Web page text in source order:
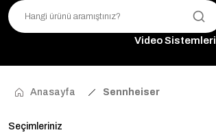
Video Sistemleri
Anasayfa Sennheiser
Seçimleriniz